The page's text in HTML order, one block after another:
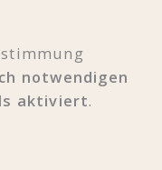
notwendigen
aktiviert.